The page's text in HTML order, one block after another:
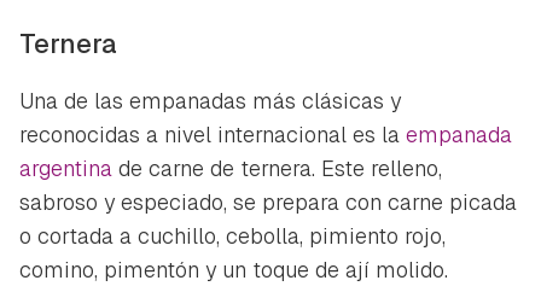
Ternera
Una de las empanadas más clásicas y
reconocidas a nivel internacional es la empanada
argentina de carne de ternera. Este relleno,
sabroso y especiado, se prepara con carne picada
o cortada a cuchillo, cebolla, pimiento rojo,
comino, pimentón y un toque de ají molido.